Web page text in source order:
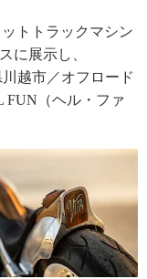
ットトラックマシン
に展示し、
越市／オフロード
FUN（ヘル・ファ